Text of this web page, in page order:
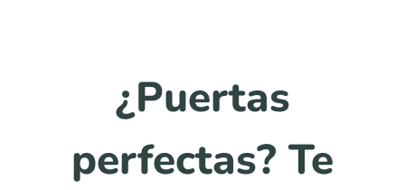
¿Puertas
perfectas? Te